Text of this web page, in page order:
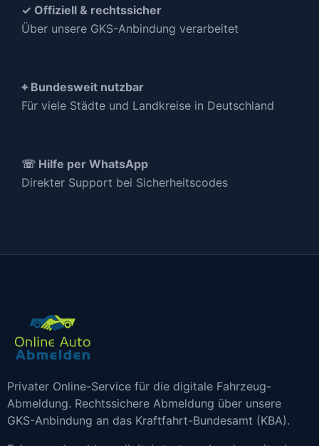
✓ Offiziell & rechtssicher
Über unsere GKS-Anbindung verarbeitet
⌖ Bundesweit nutzbar
Für viele Städte und Landkreise in Deutschland
☏ Hilfe per WhatsApp
Direkter Support bei Sicherheitscodes
Privater Online-Service für die digitale Fahrzeug-
Abmeldung. Rechtssichere Abmeldung über unsere
GKS-Anbindung an das Kraftfahrt-Bundesamt (KBA).